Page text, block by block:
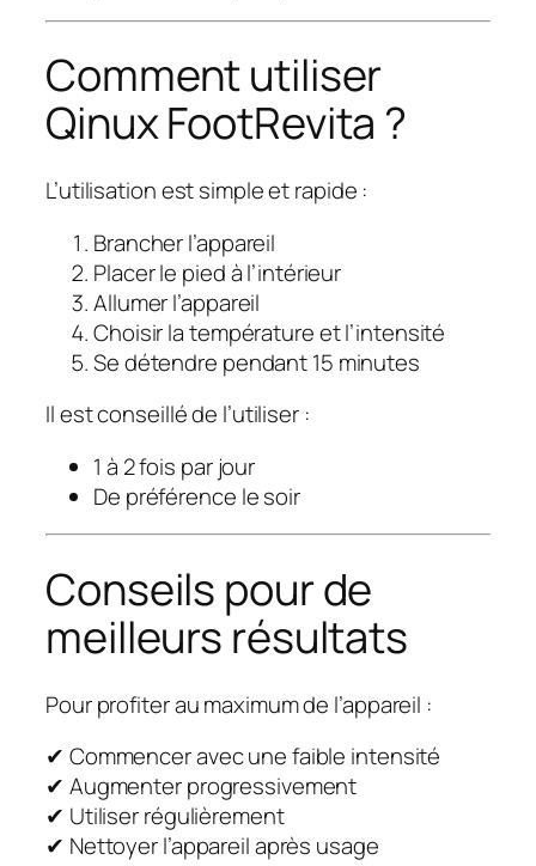
Comment utiliser
Qinux FootRevita ?
L’utilisation est simple et rapide :
Brancher l’appareil
Placer le pied à l’intérieur
Allumer l’appareil
Choisir la température et l’intensité
Se détendre pendant 15 minutes
Il est conseillé de l’utiliser :
1 à 2 fois par jour
De préférence le soir
Conseils pour de
meilleurs résultats
Pour profiter au maximum de l’appareil :
✔ Commencer avec une faible intensité
✔ Augmenter progressivement
✔ Utiliser régulièrement
✔ Nettoyer l’appareil après usage